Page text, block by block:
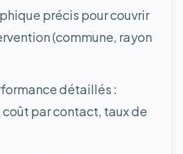
précis pour couvrir
(commune, rayon
détaillés :
par contact, taux de